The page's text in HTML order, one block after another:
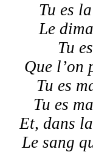
Tu es
Le
Tu
Que l’on
Tu es
Tu es
Et, dans
Le sang